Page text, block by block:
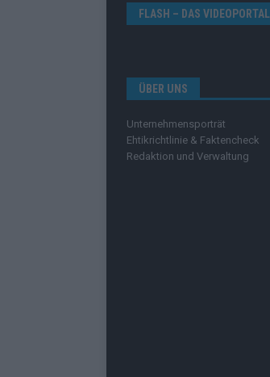
FLASH – DAS VIDEOPORTAL
ÜBER UNS
Unternehmensporträt
Ehtikrichtlinie & Faktencheck
Redaktion und Verwaltung